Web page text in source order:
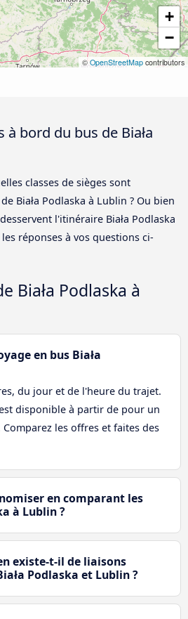
+
−
© OpenStreetMap contributors
bord du bus de Biała
classes de sièges sont
Biała Podlaska à Lublin ? Ou bien
l'itinéraire Biała Podlaska
réponses à vos questions ci-
Biała Podlaska à
en bus Biała
du jour et de l'heure du trajet.
disponible à partir de pour un
les offres et faites des
en comparant les
à Lublin ?
existe-t-il de liaisons
Podlaska et Lublin ?